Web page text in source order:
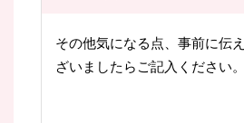
その他気になる点、事前に伝
ざいましたらご記入ください。